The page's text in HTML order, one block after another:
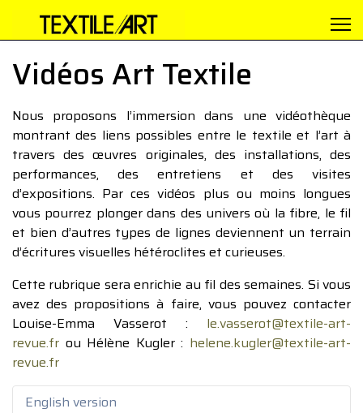
Vidéos Art Textile
Nous proposons l’immersion dans une vidéothèque
montrant des liens possibles entre le textile et l’art à
travers des œuvres originales, des installations, des
performances, des entretiens et des visites
d’expositions. Par ces vidéos plus ou moins longues
vous pourrez plonger dans des univers où la fibre, le fil
et bien d’autres types de lignes deviennent un terrain
d’écritures visuelles hétéroclites et curieuses.
Cette rubrique sera enrichie au fil des semaines. Si vous
avez des propositions à faire, vous pouvez contacter
Louise-Emma Vasserot : le.vasserot@textile-art-
revue.fr ou Hélène Kugler : helene.kugler@textile-art-
revue.fr
English version